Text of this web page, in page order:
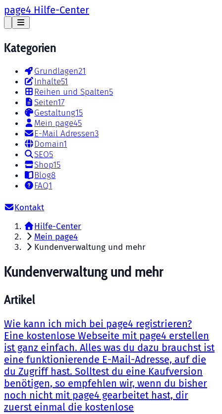
page4 Hilfe-Center
Kategorien
Grundlagen21
Inhalte51
Reihen und Spalten5
Seiten17
Gestaltung15
Mein page45
E-Mail Adressen3
Domain1
SEO5
Shop15
Blog8
FAQ1
Kontakt
Hilfe-Center
Mein page4
Kundenverwaltung und mehr
Kundenverwaltung und mehr
Artikel
Wie kann ich mich bei page4 registrieren?
Eine kostenlose Webseite mit page4 erstellen
ist ganz einfach. Alles was du dazu brauchst ist
eine funktionierende E-Mail-Adresse, auf die
du Zugriff hast. Solltest du eine Kaufversion
benötigen, so empfehlen wir, wenn du bisher
noch nicht mit page4 gearbeitet hast, dir
zuerst einmal die kostenlose